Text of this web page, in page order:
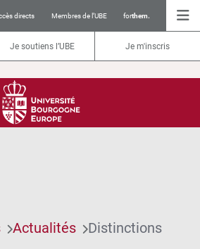
directs Membres de l’UBE forthem.
Je soutiens l’UBE Je m'inscris
Actualités Distinctions